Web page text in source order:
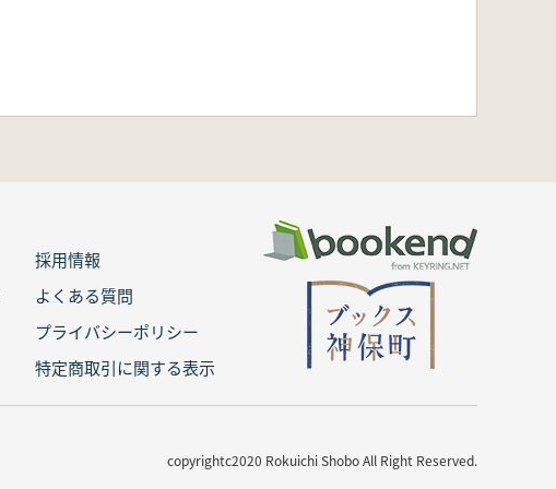
採用情報
よくある質問
プライバシーポリシー
特定商取引に関する表示
copyrightc2020 Rokuichi Shobo All Right Reserved.